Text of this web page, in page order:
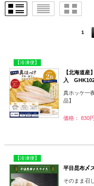
1
【冷凍便】
【北海道産
入
真ホッケ一
品】
価格： 830
【冷凍便】
平目昆布
そのまま召